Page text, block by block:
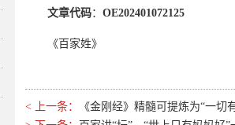
文章代码：OE202401072125
《百家姓》
< 上一条：
《金刚经》精髓可提炼为“一